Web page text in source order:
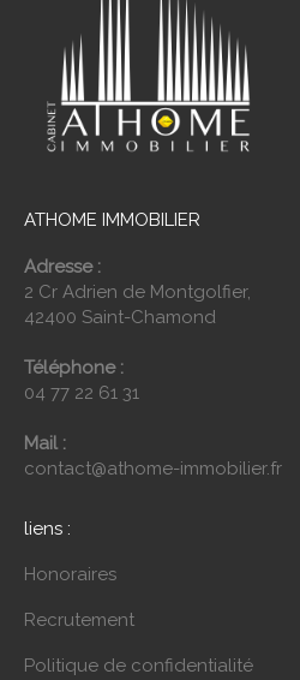
ATHOME IMMOBILIER
Adresse :
2 Cr Adrien de Montgolfier,
42400 Saint-Chamond
Téléphone :
04 77 22 61 31
Mail :
contact@athome-immobilier.fr
liens :
Honoraires
Recrutement
Politique de confidentialité